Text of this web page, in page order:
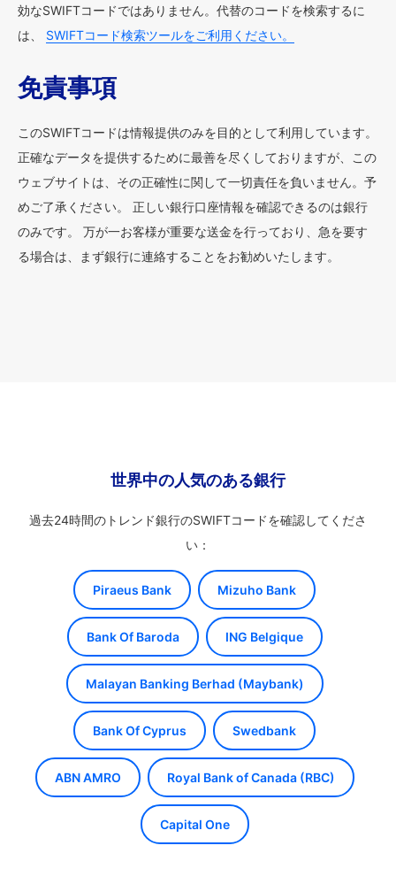
効なSWIFTコードではありません。代替のコードを検索するに
は、 SWIFTコード検索ツールをご利用ください。
免責事項
このSWIFTコードは情報提供のみを目的として利用しています。
正確なデータを提供するために最善を尽くしておりますが、この
ウェブサイトは、その正確性に関して一切責任を負いません。予
めご了承ください。 正しい銀行口座情報を確認できるのは銀行
のみです。 万が一お客様が重要な送金を行っており、急を要す
る場合は、まず銀行に連絡することをお勧めいたします。
世界中の人気のある銀行
過去24時間のトレンド銀行のSWIFTコードを確認してくださ
い：
Piraeus Bank Mizuho Bank
Bank Of Baroda ING Belgique
Malayan Banking Berhad (Maybank)
Bank Of Cyprus Swedbank
ABN AMRO Royal Bank of Canada (RBC)
Capital One